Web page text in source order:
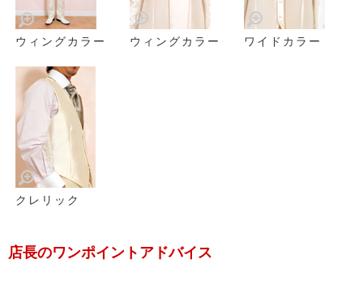
ウィングカラー ウィングカラー ワイドカラー
クレリック
店長のワンポイントアドバイス